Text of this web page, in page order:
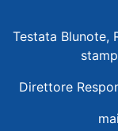
Testata Blunote,
Direttore